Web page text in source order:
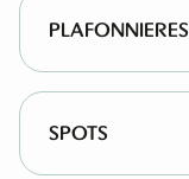
PLAFONNIERES
SPOTS